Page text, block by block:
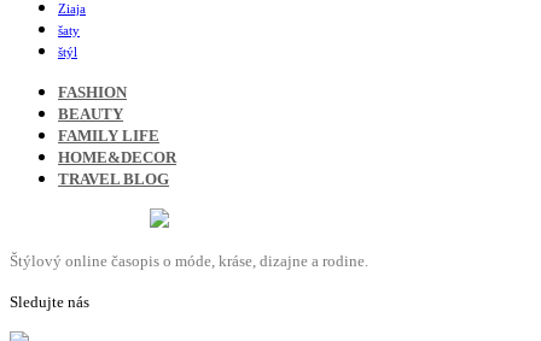
Ziaja
šaty
štýl
FASHION
BEAUTY
FAMILY LIFE
HOME&DECOR
TRAVEL BLOG
Štýlový online časopis o móde, kráse, dizajne a rodine.
Sledujte nás